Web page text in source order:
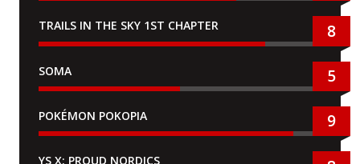
TRAILS IN THE SKY 1ST CHAPTER 8
SOMA 5
POKÉMON POKOPIA 9
YS X: PROUD NORDICS